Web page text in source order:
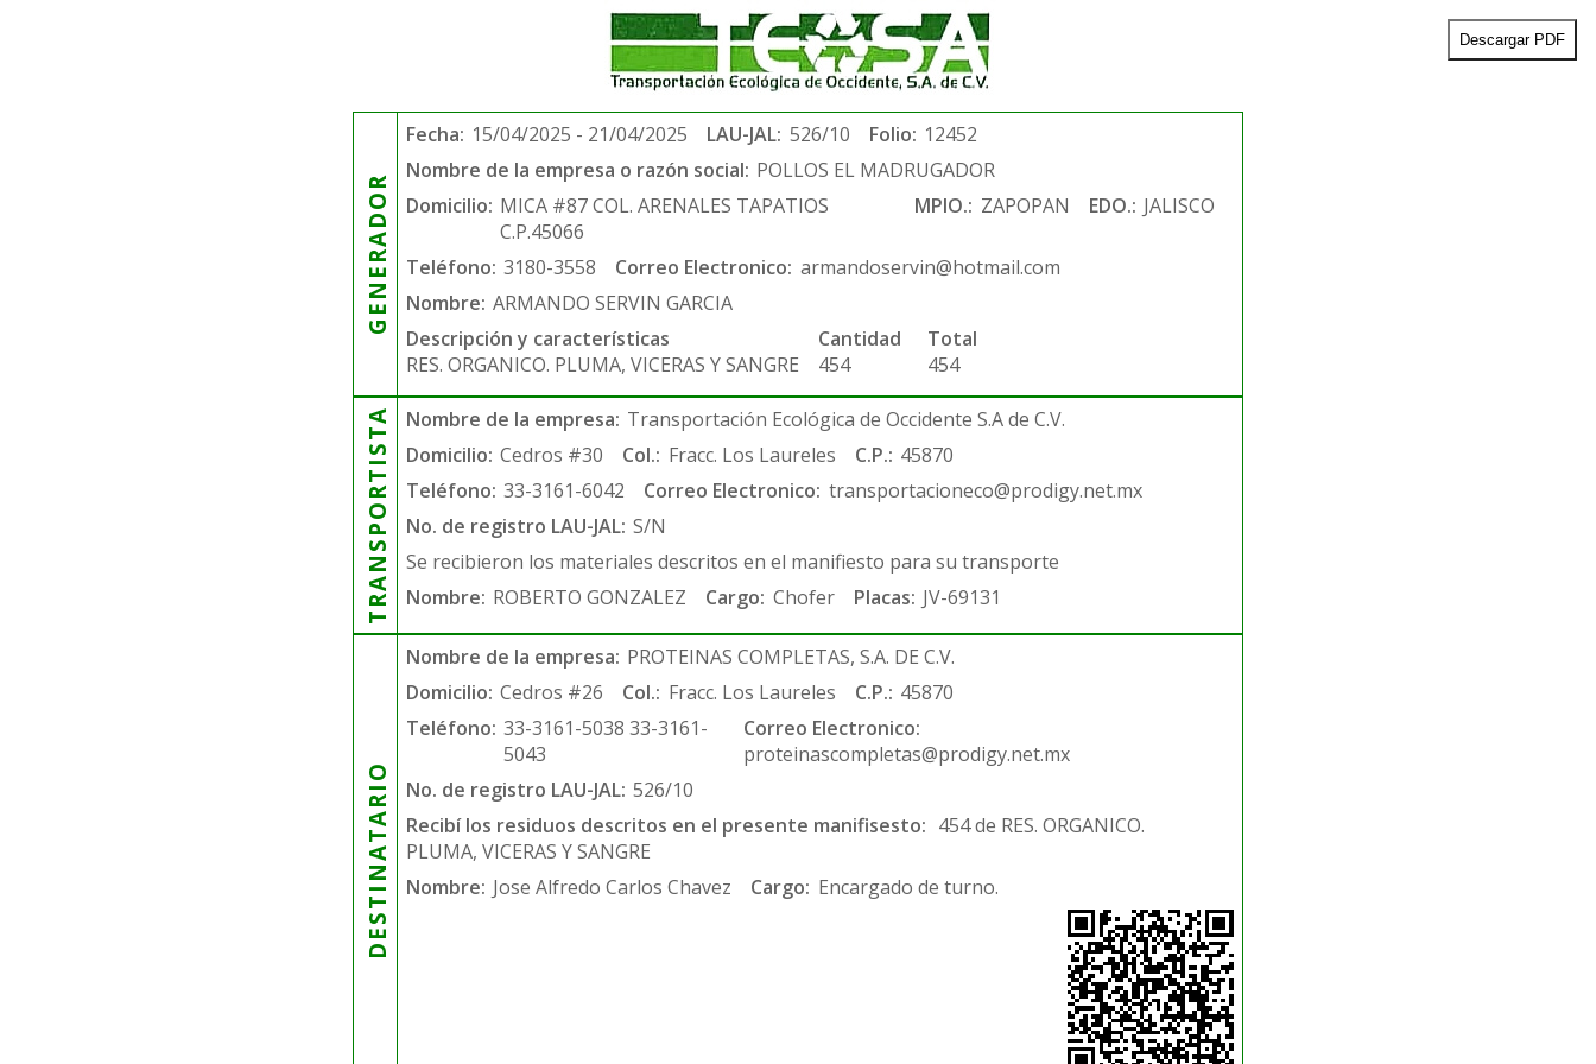
Descargar PDF
GENERADOR
Fecha: 15/04/2025 - 21/04/2025 LAU-JAL: 526/10 Folio: 12452
Nombre de la empresa o razón social: POLLOS EL MADRUGADOR
Domicilio: MICA #87 COL. ARENALES TAPATIOS
C.P.45066
MPIO.: ZAPOPAN EDO.: JALISCO
Teléfono: 3180-3558 Correo Electronico: armandoservin@hotmail.com
Nombre: ARMANDO SERVIN GARCIA
Descripción y características
RES. ORGANICO. PLUMA, VICERAS Y SANGRE
Cantidad
454
Total
454
TRANSPORTISTA Nombre de la empresa: Transportación Ecológica de Occidente S.A de C.V.
Domicilio: Cedros #30 Col.: Fracc. Los Laureles C.P.: 45870
Teléfono: 33-3161-6042 Correo Electronico: transportacioneco@prodigy.net.mx
No. de registro LAU-JAL: S/N
Se recibieron los materiales descritos en el manifiesto para su transporte
Nombre: ROBERTO GONZALEZ Cargo: Chofer Placas: JV-69131
DESTINATARIO
Nombre de la empresa: PROTEINAS COMPLETAS, S.A. DE C.V.
Domicilio: Cedros #26 Col.: Fracc. Los Laureles C.P.: 45870
Teléfono: 33-3161-5038 33-3161-
5043
Correo Electronico:
proteinascompletas@prodigy.net.mx
No. de registro LAU-JAL: 526/10
Recibí los residuos descritos en el presente manifisesto: 454 de RES. ORGANICO.
PLUMA, VICERAS Y SANGRE
Nombre: Jose Alfredo Carlos Chavez Cargo: Encargado de turno.